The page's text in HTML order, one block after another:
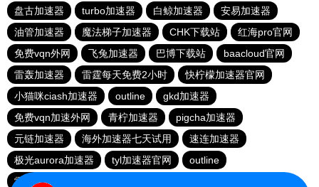
盘古加速器
turbo加速器 白鲸加速器
安易加速器
油管加速器
魔法梯子加速器 CHK下载站
红海pro官网
免费vqn外网
飞兔加速器 巴博下载站
baacloud官网
雷轰加速器
雷霆每天免费2小时
快柠檬加速器官网
小猫咪ciash加速器
outline
gkd加速器
免费vqn加速外网
青柠加速器
pigcha加速器
元链加速器
海外加速器七天试用
速连加速器
极光aurora加速器
tyl加速器官网
outline
雷霆加速免费永久